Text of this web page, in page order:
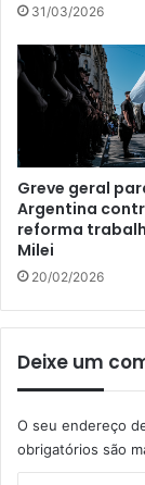
31/03/2026
Greve geral
Argentina
reforma
Milei
20/02/2026
Deixe um
O seu endereço
obrigatórios são